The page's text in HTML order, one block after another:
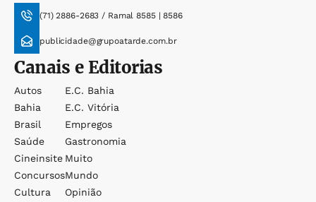
(71) 2886-2683 / Ramal 8585 | 8586
publicidade@grupoatarde.com.br
Canais e Editorias
Autos
Bahia
Brasil
Saúde
Cineinsite
Concursos
Cultura
E.c. Bahia
E.c. Vitória
Empregos
Gastronomia
Muito
Mundo
Opinião